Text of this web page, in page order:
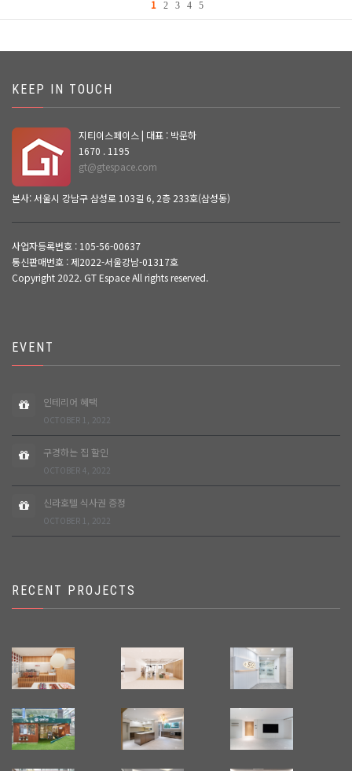
1 2 3 4 5
KEEP IN TOUCH
지티이스페이스 | 대표 : 박문하
1670 . 1195
gt@gtespace.com
본사: 서울시 강남구 삼성로 103길 6, 2층 233호(삼성동)
사업자등록번호 : 105-56-00637
통신판매번호 : 제2022-서울강남-01317호
Copyright 2022. GT Espace All rights reserved.
EVENT
인테리어 혜택
OCTOBER 1, 2022
구경하는 집 할인
OCTOBER 4, 2022
신라호텔 식사권 증정
OCTOBER 1, 2022
RECENT PROJECTS